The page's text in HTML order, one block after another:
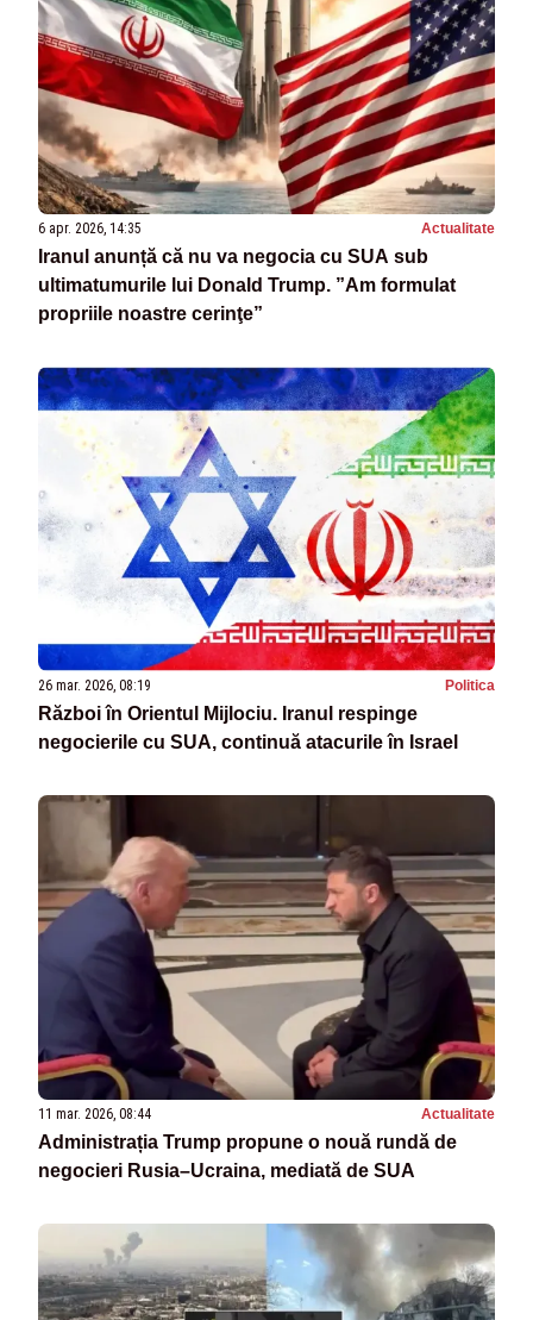
6 apr. 2026, 14:35 Actualitate
Iranul anunță că nu va negocia cu SUA sub
ultimatumurile lui Donald Trump. ”Am formulat
propriile noastre cerinţe”
26 mar. 2026, 08:19 Politica
Război în Orientul Mijlociu. Iranul respinge
negocierile cu SUA, continuă atacurile în Israel
11 mar. 2026, 08:44 Actualitate
Administrația Trump propune o nouă rundă de
negocieri Rusia–Ucraina, mediată de SUA